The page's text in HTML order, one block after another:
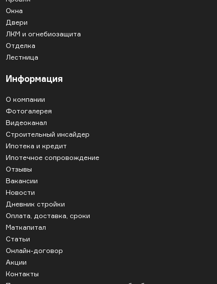
Окна
Двери
ЛКМ и огнебиозащита
Отделка
Лестница
Информация
О компании
Фотогалерея
Видеоканал
Строительный инсайдер
Ипотека и кредит
Ипотечное сопровождение
Отзывы
Вакансии
Новости
Дневник стройки
Оплата, доставка, сроки
Маткапитал
Статьи
Онлайн-договор
Акции
Контакты